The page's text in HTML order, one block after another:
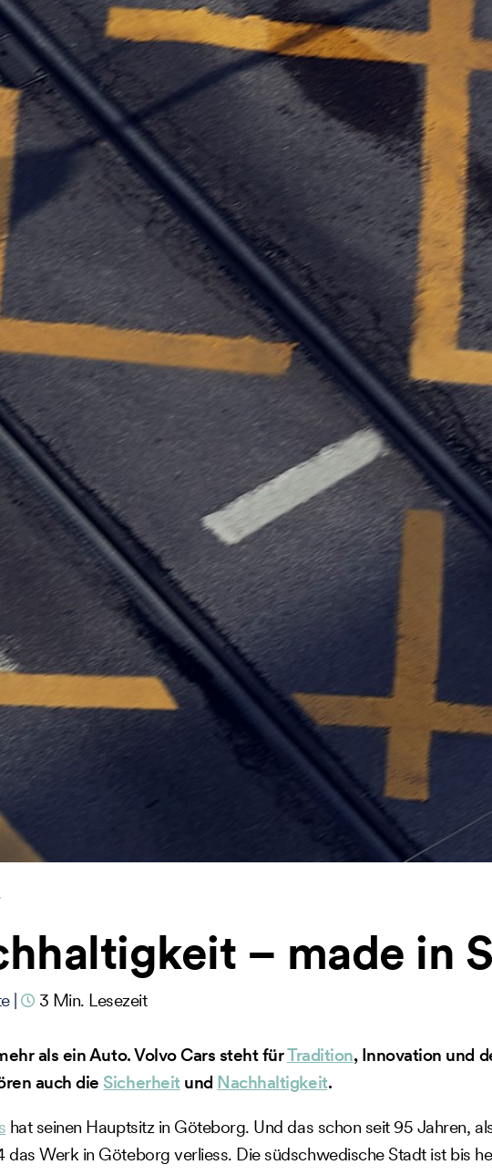
– made in
| 3 Min. Lesezeit
als ein Auto. Volvo Cars steht fürTradition, Innovation und
auch die Sicherheitund Nachhaltigkeit.
hat seinen Hauptsitz in Göteborg. Und das schon seit 95 Jahren,
das Werk in Göteborg verliess. Die südschwedische Stadt ist bis